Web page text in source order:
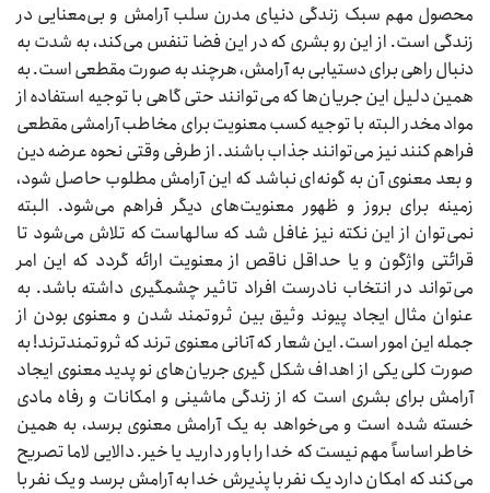
محصول مهم سبک زندگی دنیای مدرن سلب آرامش و بی‌معنایی در
زندگی است. از این رو بشری که در این فضا تنفس می‌کند، به شدت به
دنبال راهی برای دستیابی به آرامش، هرچند به صورت مقطعی است. به
همین دلیل این جریان‌ها که می‌توانند حتی گاهی با توجیه استفاده از
مواد مخدر البته با توجیه کسب معنویت برای مخاطب آرامشی مقطعی
فراهم کنند نیز می‌توانند جذاب باشند. از طرفی وقتی نحوه عرضه دین
و بعد معنوی آن به گونه‌ای نباشد که این آرامش مطلوب حاصل شود،
زمینه برای بروز و ظهور معنویت‌های دیگر فراهم می‌شود. البته
نمی‌توان از این نکته نیز غافل شد که سالهاست که تلاش می‌شود تا
قرائتی واژگون و یا حداقل ناقص از معنویت ارائه گردد که این امر
می‌تواند در انتخاب نادرست افراد تاثیر چشمگیری داشته باشد. به
عنوان مثال ایجاد پیوند وثیق بین ثروتمند شدن و معنوی بودن از
جمله این امور است. این شعار که آنانی معنوی ترند که ثروتمندترند! به
صورت کلی یکی از اهداف شکل گیری جریان‌های نو پدید معنوی ایجاد
آرامش برای بشری است که از زندگی ماشینی و امکانات و رفاه مادی
خسته شده است و می‌خواهد به یک آرامش معنوی برسد، به همین
خاطر اساساً مهم نیست که خدا را باور دارید یا خیر. دالایی لاما تصریح
می‌کند که امکان دارد یک نفر با پذیرش خدا به آرامش برسد و یک نفر با